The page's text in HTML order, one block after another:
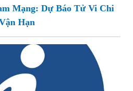
Mạng: Dự Báo Tử Vi Chi
Hạn